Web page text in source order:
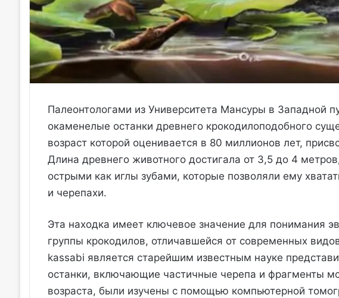
Палеонтологами из Университета Мансуры в Западной
окаменелые останки древнего крокодилоподобного
возраст которой оценивается в 80 миллионов лет,
Длина древнего животного достигала от 3,5 до 4
острыми как иглы зубами, которые позволяли ему
и черепахи.
Эта находка имеет ключевое значение для понимания
группы крокодилов, отличавшейся от современных
kassabi является старейшим известным науке
останки, включающие частичные черепа и фрагменты
возраста, были изучены с помощью компьютерной